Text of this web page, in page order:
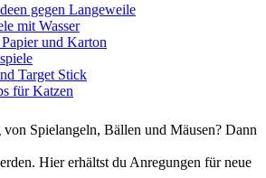
gegen Langeweile
mit Wasser
Papier und Karton
Target Stick
für Katzen
Spielangeln, Bällen und Mäusen? Dann
Hier erhältst du Anregungen für neue